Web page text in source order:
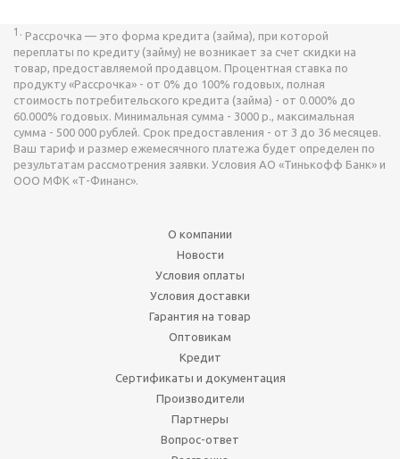
1.
Рассрочка — это форма кредита (займа), при которой
переплаты по кредиту (займу) не возникает за счет скидки на
товар, предоставляемой продавцом. Процентная ставка по
продукту «Рассрочка» - от 0% до 100% годовых, полная
стоимость потребительского кредита (займа) - от 0.000% до
60.000% годовых. Минимальная сумма - 3000 р., максимальная
сумма - 500 000 рублей. Срок предоставления - от 3 до 36 месяцев.
Ваш тариф и размер ежемесячного платежа будет определен по
результатам рассмотрения заявки. Условия АО «Тинькофф Банк» и
ООО МФК «Т-Финанс».
О компании
Новости
Условия оплаты
Условия доставки
Гарантия на товар
Оптовикам
Кредит
Сертификаты и документация
Производители
Партнеры
Вопрос-ответ